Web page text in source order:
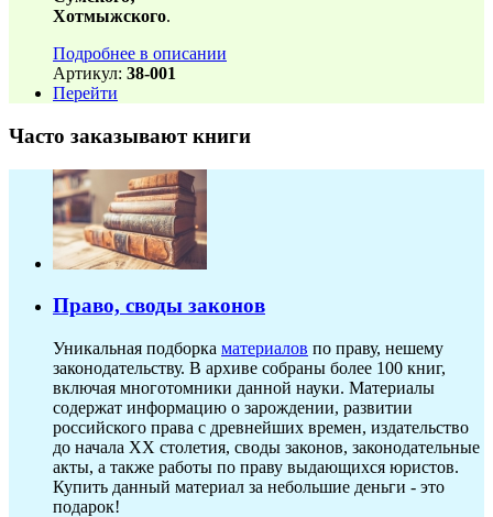
Хотмыжского.
Подробнее в описании
Артикул: 38-001
Перейти
Часто заказывают книги
Право, своды законов
Уникальная подборка материалов по праву, нешему
законодательству. В архиве собраны более 100 книг,
включая многотомники данной науки. Материалы
содержат информацию о зарождении, развитии
российского права с древнейших времен, издательство
до начала XX столетия, своды законов, законодательные
акты, а также работы по праву выдающихся юристов.
Купить данный материал за небольшие деньги - это
подарок!